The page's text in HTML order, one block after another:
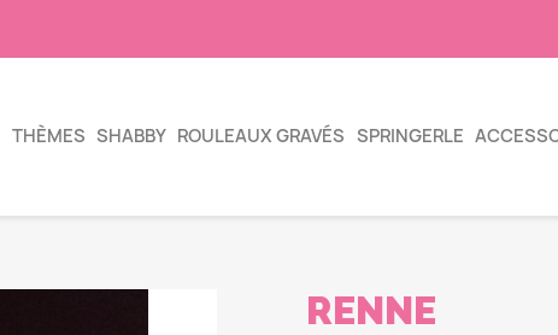
THÈMES SHABBY ROULEAUX GRAVÉS SPRINGERLE
RENNE